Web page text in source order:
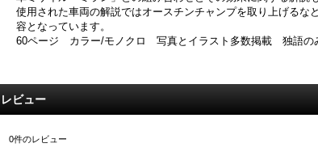
使用された車両の解説ではオースチンチャンプを取り上げるな
容となっています。
60ページ カラー/モノクロ 写真とイラスト多数掲載 独語の
レビュー
0件のレビュー